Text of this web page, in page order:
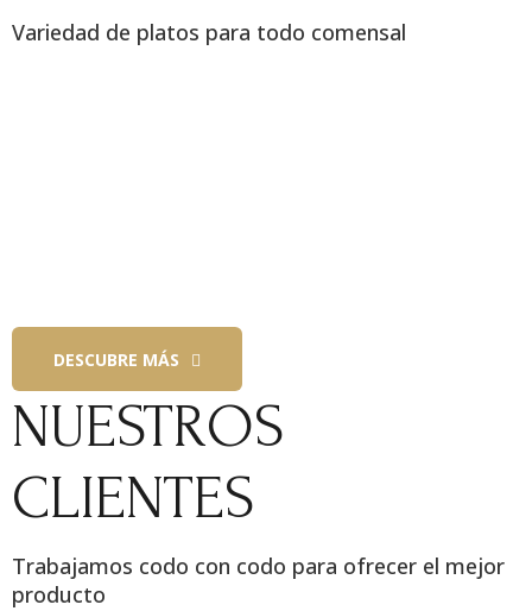
Variedad de platos para todo comensal
DESCUBRE MÁS
NUESTROS
CLIENTES
Trabajamos codo con codo para ofrecer el mejor
producto